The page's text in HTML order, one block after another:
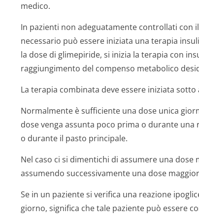
medico.
In pazienti non adeguatamente controllati con
necessario può essere iniziata una terapia
la dose di glimepiride, si inizia la terapia con
raggiungimento del compenso metabolico
La terapia combinata deve essere iniziata
Normalmente è sufficiente una dose unica
dose venga assunta poco prima o durante
o durante il pasto principale.
Nel caso ci si dimentichi di assumere una
assumendo successivamente una dose
Se in un paziente si verifica una reazione
giorno, significa che tale paziente può essere